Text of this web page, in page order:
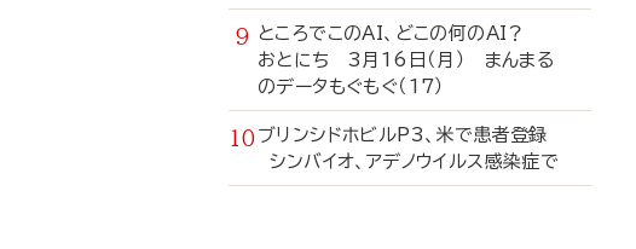
ところでこのAI、どこの何のAI？
おとにち 3月16日（月） まんまる
のデータもぐもぐ（17）
ブリンシドホビルP3、米で患者登録
シンバイオ、アデノウイルス感染症で